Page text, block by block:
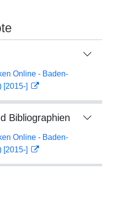
Online - Baden-
[2015-]
Bibliographien
Online - Baden-
[2015-]